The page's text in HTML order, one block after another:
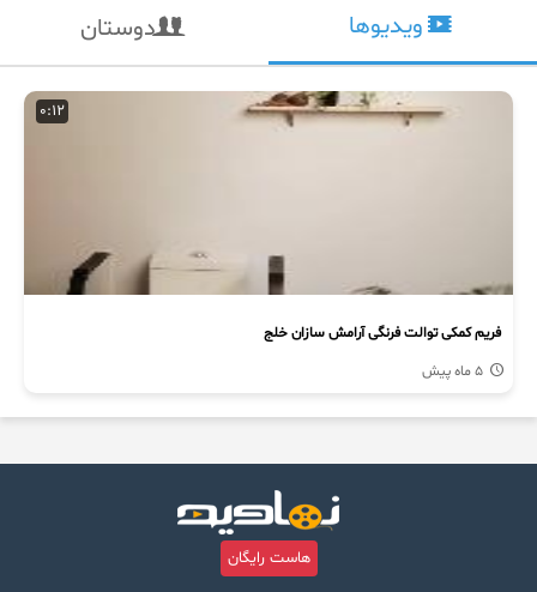
ویدیوها دوستان
0:12
فریم کمکی توالت فرنگی آرامش سازان خلج
هاست رایگان